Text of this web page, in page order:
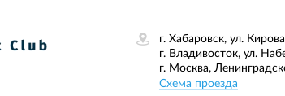
г. Хабаровск, ул.
г. Владивосток, ул.
г. Москва,
Схема проезда